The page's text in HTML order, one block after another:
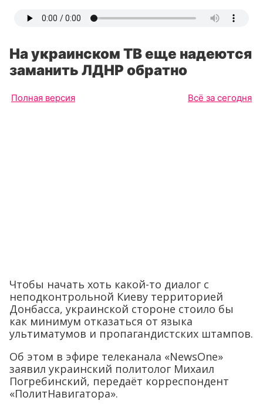
На украинском ТВ еще надеются
заманить ЛДНР обратно
Полная версия Всё за сегодня
Чтобы начать хоть какой-то диалог с
неподконтрольной Киеву территорией
Донбасса, украинской стороне стоило бы
как минимум отказаться от языка
ультиматумов и пропагандистских штампов.
Об этом в эфире телеканала «NewsOne»
заявил украинский политолог Михаил
Погребинский, передаёт корреспондент
«ПолитНавигатора».